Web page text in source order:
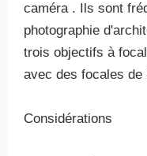
caméra . Ils sont
photographie
trois objectifs à
avec des focales de
Considérations